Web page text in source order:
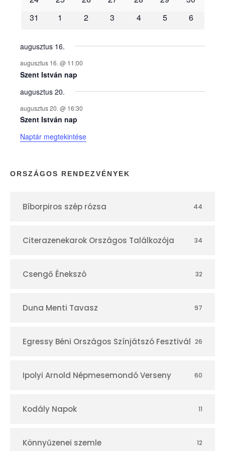
n
y
e
k
n
a
p
r
31
1 2 3 4 5 6
augusztus 16.
augusztus 16. @ 11:00
Szent István nap
augusztus 20.
augusztus 20. @ 16:30
Szent István nap
Naptár megtekintése
ORSZÁGOS RENDEZVÉNYEK
Bíborpiros szép rózsa 44
Citerazenekarok Országos Találkozója 34
Csengő Énekszó 32
Duna Menti Tavasz 97
Egressy Béni Országos Színjátszó Fesztivál 26
Ipolyi Arnold Népmesemondó Verseny 60
Kodály Napok 11
Könnyűzenei szemle 12